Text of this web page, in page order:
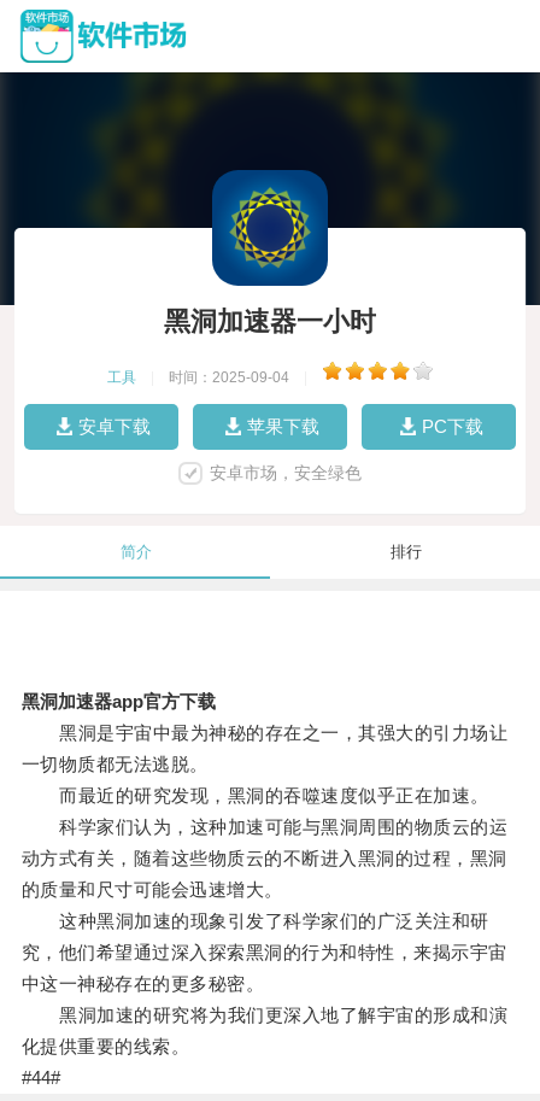
黑洞加速器一小时
工具 时间：2025-09-04
安卓下载 苹果下载 PC下载
安卓市场，安全绿色
简介 排行
黑洞加速器app官方下载
黑洞是宇宙中最为神秘的存在之一，其强大的引力场让
一切物质都无法逃脱。
而最近的研究发现，黑洞的吞噬速度似乎正在加速。
科学家们认为，这种加速可能与黑洞周围的物质云的运
动方式有关，随着这些物质云的不断进入黑洞的过程，黑洞
的质量和尺寸可能会迅速增大。
这种黑洞加速的现象引发了科学家们的广泛关注和研
究，他们希望通过深入探索黑洞的行为和特性，来揭示宇宙
中这一神秘存在的更多秘密。
黑洞加速的研究将为我们更深入地了解宇宙的形成和演
化提供重要的线索。
#44#